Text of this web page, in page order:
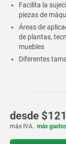
Facilita la
piezas de
Áreas de
de plantas,
muebles
Diferentes
desde
más IVA. más